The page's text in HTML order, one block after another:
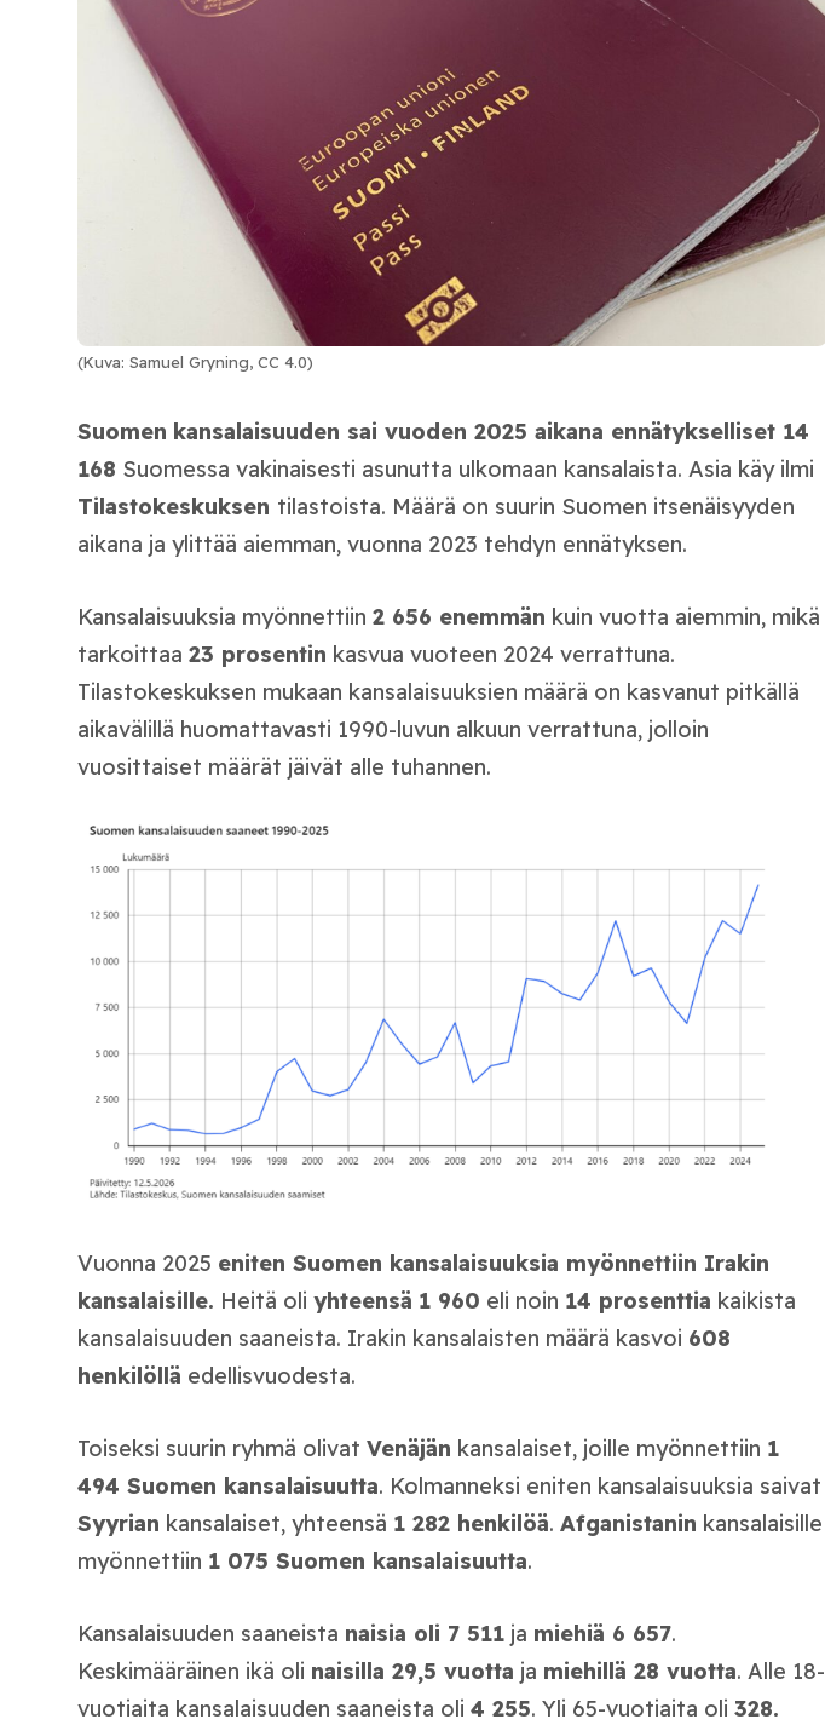
(Kuva: Samuel Gryning, CC 4.0)
Suomen kansalaisuuden sai vuoden 2025 aikana ennätykselliset 14
168 Suomessa vakinaisesti asunutta ulkomaan kansalaista. Asia käy ilmi
Tilastokeskuksen tilastoista. Määrä on suurin Suomen itsenäisyyden
aikana ja ylittää aiemman, vuonna 2023 tehdyn ennätyksen.
Kansalaisuuksia myönnettiin 2 656 enemmän kuin vuotta aiemmin, mikä
tarkoittaa 23 prosentin kasvua vuoteen 2024 verrattuna.
Tilastokeskuksen mukaan kansalaisuuksien määrä on kasvanut pitkällä
aikavälillä huomattavasti 1990-luvun alkuun verrattuna, jolloin
vuosittaiset määrät jäivät alle tuhannen.
Vuonna 2025 eniten Suomen kansalaisuuksia myönnettiin Irakin
kansalaisille. Heitä oli yhteensä 1 960 eli noin 14 prosenttia kaikista
kansalaisuuden saaneista. Irakin kansalaisten määrä kasvoi 608
henkilöllä edellisvuodesta.
Toiseksi suurin ryhmä olivat Venäjän kansalaiset, joille myönnettiin 1
494 Suomen kansalaisuutta. Kolmanneksi eniten kansalaisuuksia saivat
Syyrian kansalaiset, yhteensä 1 282 henkilöä. Afganistanin kansalaisille
myönnettiin 1 075 Suomen kansalaisuutta.
Kansalaisuuden saaneista naisia oli 7 511 ja miehiä 6 657.
Keskimääräinen ikä oli naisilla 29,5 vuotta ja miehillä 28 vuotta. Alle 18-
vuotiaita kansalaisuuden saaneista oli 4 255. Yli 65-vuotiaita oli 328.